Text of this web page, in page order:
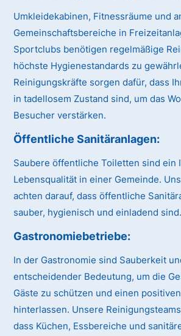
Umkleidekabinen, Fitnessräume und
Gemeinschaftsbereiche in
Sportclubs benötigen regelmäßige
höchste Hygienestandards zu
Reinigungskräfte sorgen dafür, dass
in tadellosem Zustand sind, um das
Besucher verstärken.
Öffentliche Sanitäranlagen:
Saubere öffentliche Toiletten sind ein
Lebensqualität in einer Gemeinde.
achten darauf, dass öffentliche
sauber, hygienisch und einladend sind.
Gastronomiebetriebe:
In der Gastronomie sind Sauberkeit
entscheidender Bedeutung, um die
Gäste zu schützen und einen
hinterlassen. Unsere
dass Küchen, Essbereiche und